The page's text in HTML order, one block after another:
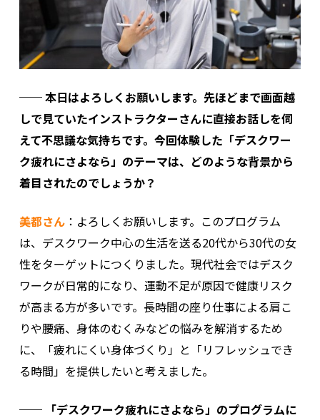
── 本日はよろしくお願いします。先ほどまで画面越
しで見ていたインストラクターさんに直接お話しを伺
えて不思議な気持ちです。今回体験した「デスクワー
ク疲れにさよなら」のテーマは、どのような背景から
着目されたのでしょうか？
美都さん：よろしくお願いします。このプログラム
は、デスクワーク中心の生活を送る20代から30代の女
性をターゲットにつくりました。現代社会ではデスク
ワークが日常的になり、運動不足が原因で健康リスク
が高まる方が多いです。長時間の座り仕事による肩こ
りや腰痛、身体のむくみなどの悩みを解消するため
に、「疲れにくい身体づくり」と「リフレッシュでき
る時間」を提供したいと考えました。
── 「デスクワーク疲れにさよなら」のプログラムに